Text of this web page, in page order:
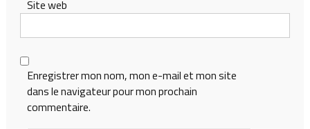
Site web
Enregistrer mon nom, mon e-mail et mon site
dans le navigateur pour mon prochain
commentaire.